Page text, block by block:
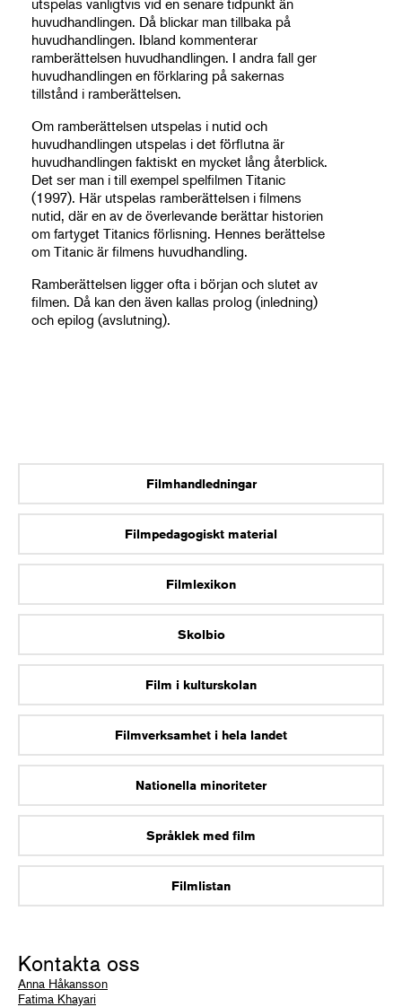
huvudhandlingen. Då blickar man tillbaka på
huvudhandlingen. Ibland kommenterar
ramberättelsen huvudhandlingen. I andra fall ger
huvudhandlingen en förklaring på sakernas
tillstånd i ramberättelsen.
Om ramberättelsen utspelas i nutid och
huvudhandlingen utspelas i det förflutna är
huvudhandlingen faktiskt en mycket lång återblick.
Det ser man i till exempel spelfilmen Titanic
(1997). Här utspelas ramberättelsen i filmens
nutid, där en av de överlevande berättar historien
om fartyget Titanics förlisning. Hennes berättelse
om Titanic är filmens huvudhandling.
Ramberättelsen ligger ofta i början och slutet av
filmen. Då kan den även kallas prolog (inledning)
och epilog (avslutning).
Filmhandledningar
Filmpedagogiskt material
Filmlexikon
Skolbio
Film i kulturskolan
Filmverksamhet i hela landet
Nationella minoriteter
Språklek med film
Filmlistan
Kontakta oss
Anna Håkansson
Fatima Khayari